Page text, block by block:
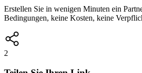
Erstellen Sie in wenigen Minuten ein
Bedingungen, keine Kosten, keine
2